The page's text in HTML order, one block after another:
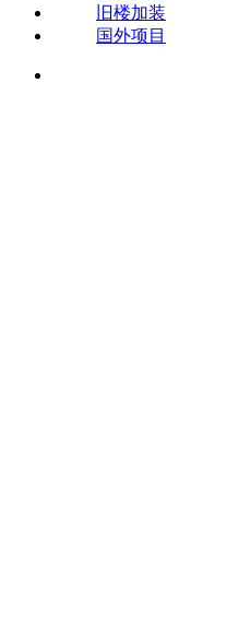
旧楼加装
国外项目